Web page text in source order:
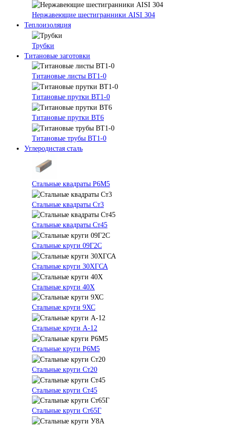
Нержавеющие шестигранники AISI 304
Теплоизоляция
Трубки
Титановые заготовки
Титановые листы ВТ1-0
Титановые прутки ВТ1-0
Титановые прутки ВТ6
Титановые трубы ВТ1-0
Углеродистая сталь
Стальные квадраты Р6М5
Стальные квадраты Ст3
Стальные квадраты Ст45
Стальные круги 09Г2С
Стальные круги 30ХГСА
Стальные круги 40Х
Стальные круги 9ХС
Стальные круги А-12
Стальные круги Р6М5
Стальные круги Ст20
Стальные круги Ст45
Стальные круги Ст65Г